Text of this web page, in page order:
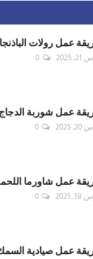
عمل رولات
2025
0
عمل شوربة الدجاج
2025
0
عمل شاورما
2025
0
عمل صيادية